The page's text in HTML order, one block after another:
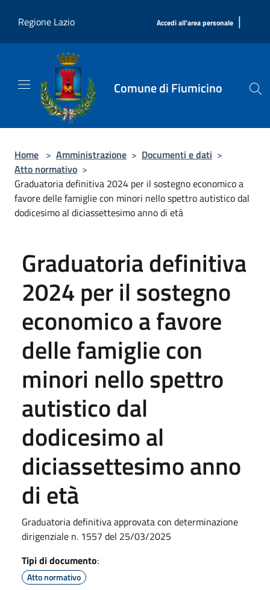
Regione Lazio
Accedi all'area personale |
Comune di Fiumicino
Home > Amministrazione > Documenti e dati >
Atto normativo >
Graduatoria definitiva 2024 per il sostegno economico a
favore delle famiglie con minori nello spettro autistico dal
dodicesimo al diciassettesimo anno di età
Graduatoria definitiva
2024 per il sostegno
economico a favore
delle famiglie con
minori nello spettro
autistico dal
dodicesimo al
diciassettesimo anno
di età
Graduatoria definitiva approvata con determinazione
dirigenziale n. 1557 del 25/03/2025
Tipi di documento:
Atto normativo